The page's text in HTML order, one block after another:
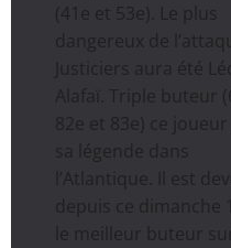
(41e et 53e). Le plus
dangereux de
Justiciers aura été
Alafaï. Triple buteur
82e et 83e) ce
sa légende dans
l’Atlantique. Il est
depuis ce dimanche
le meilleur buteur